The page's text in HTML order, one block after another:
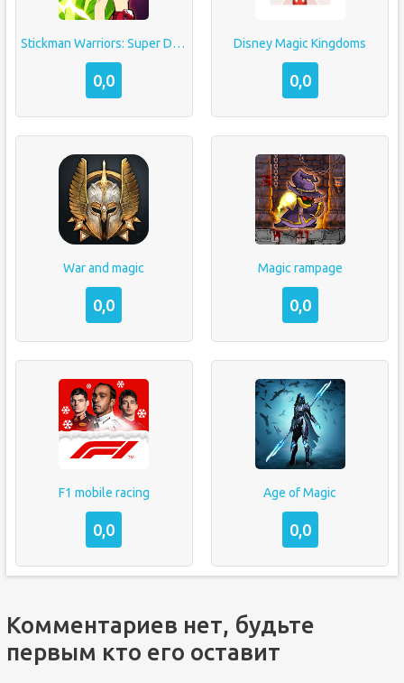
Stickman Warriors: Super Dragon Shadow Fight
0,0
Disney Magic Kingdoms
0,0
War and magic
0,0
Magic rampage
0,0
F1 mobile racing
0,0
Age of Magic
0,0
Комментариев нет, будьте
первым кто его оставит